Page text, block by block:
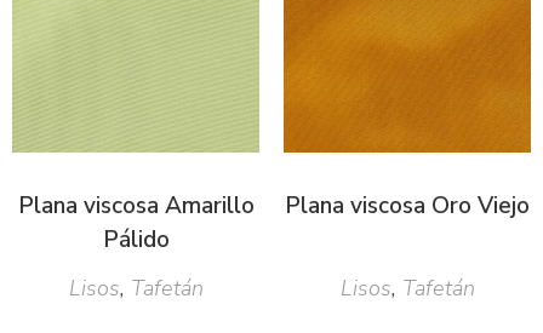
Plana viscosa Amarillo
Pálido
Lisos, Tafetán
Plana viscosa Oro Viejo
Lisos, Tafetán